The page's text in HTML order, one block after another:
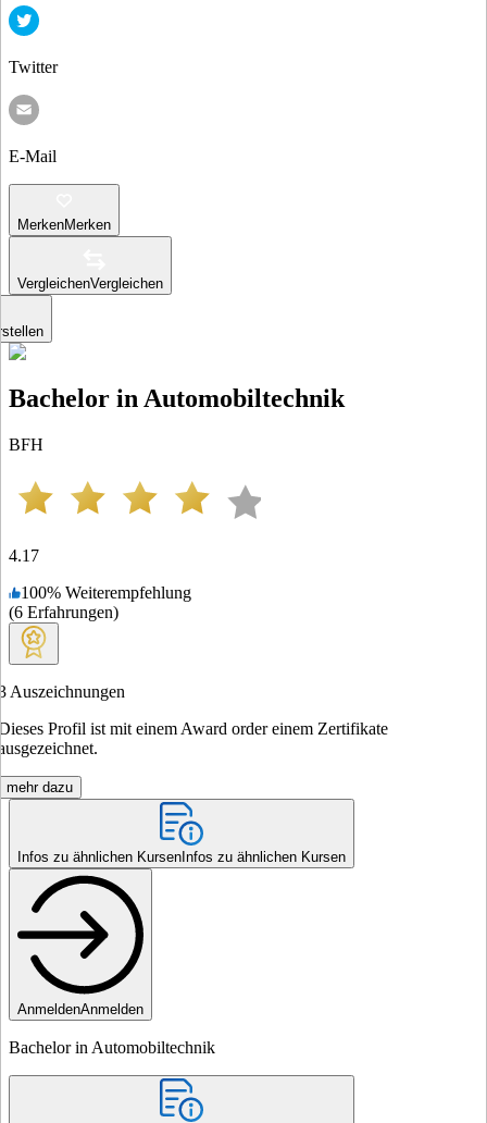
Twitter
E-Mail
MerkenMerken
VergleichenVergleichen
Bachelor in Automobiltechnik
BFH
4.17
100% Weiterempfehlung
(6 Erfahrungen)
Auszeichnungen
Profil ist mit einem Award order einem Zertifikate
mehr dazu
Infos zu ähnlichen Kursen Infos zu ähnlichen Kursen
AnmeldenAnmelden
Bachelor in Automobiltechnik